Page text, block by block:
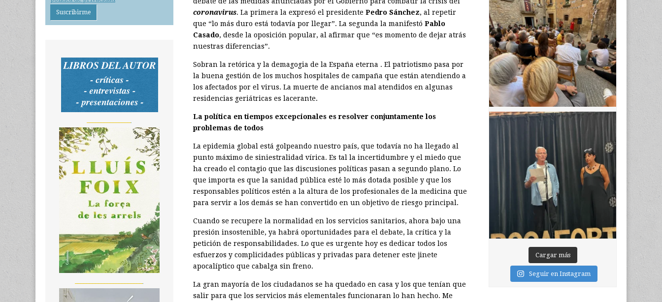
coronavirus. La primera la expresó el presidente Pedro Sánchez, al repetir
que “lo más duro está todavía por llegar”. La segunda la manifestó Pablo
Casado, desde la oposición popular, al afirmar que “es momento de dejar atrás
nuestras diferencias”.
Sobran la retórica y la demagogia de la España eterna . El patriotismo pasa por
la buena gestión de los muchos hospitales de campaña que están atendiendo a
los afectados por el virus. La muerte de ancianos mal atendidos en algunas
residencias geriátricas es lacerante.
La política en tiempos excepcionales es resolver conjuntamente los
problemas de todos
La epidemia global está golpeando nuestro país, que todavía no ha llegado al
punto máximo de siniestralidad vírica. Es tal la incertidumbre y el miedo que
ha creado el contagio que las discusiones políticas pasan a segundo plano. Lo
que importa es que la sanidad pública esté lo más dotada posible y que los
responsables políticos estén a la altura de los profesionales de la medicina que
para servir a los demás se han convertido en un objetivo de riesgo principal.
Cuando se recupere la normalidad en los servicios sanitarios, ahora bajo una
presión insostenible, ya habrá oportunidades para el debate, la crítica y la
petición de responsabili­dades. Lo que es urgente hoy es dedicar todos los
esfuerzos y complicidades públicas y privadas para detener este jinete
apocalíptico que cabalga sin freno.
La gran mayoría de los ciudadanos se ha quedado en casa y los que tenían que
salir para que los servicios más elementales funcionaran lo han hecho. Me
Cargar más
Seguir en Instagram